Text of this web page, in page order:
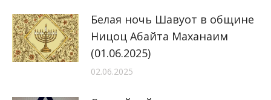
Белая ночь Шавуот в общине
Ницоц Абайта Маханаим
(01.06.2025)
02.06.2025